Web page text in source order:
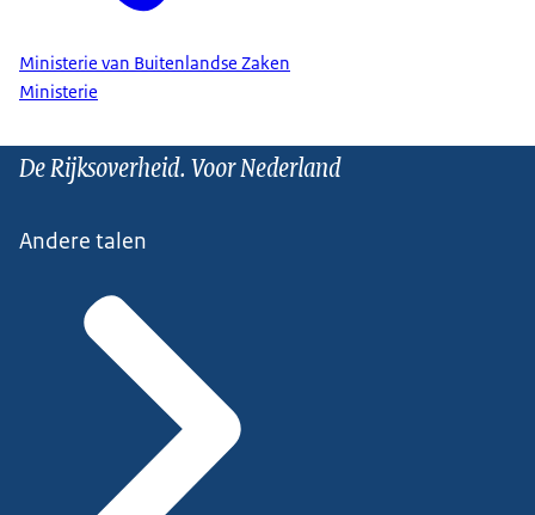
Ministerie van Buitenlandse Zaken
Ministerie
De Rijksoverheid. Voor Nederland
Andere talen